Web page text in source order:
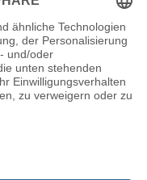
auf
Spiel geht? Die